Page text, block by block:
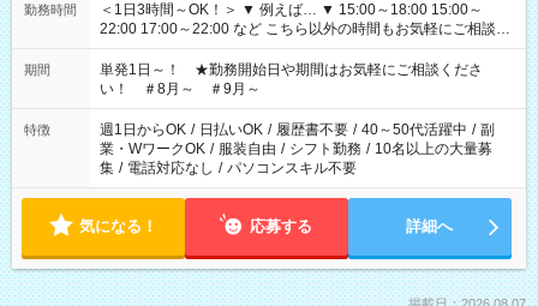
勤務時間
＜1日3時間～OK！＞ ▼ 例えば… ▼ 15:00～18:00 15:00～
22:00 17:00～22:00 など こちら以外の時間もお気軽にご相談く
ださい！
期間
単発1日～！ ★勤務開始日や期間はお気軽にご相談くださ
い！ ＃8月～ ＃9月～
特徴 週1日からOK / 日払いOK / 履歴書不要 / 40～50代活躍中 / 副
業・WワークOK / 服装自由 / シフト勤務 / 10名以上の大量募
集 / 電話対応なし / パソコンスキル不要
気になる！ 応募する 詳細へ